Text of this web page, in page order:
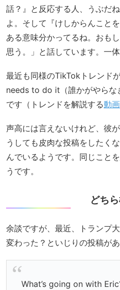
話？』と反応する人、うぶだ
よ。そして『けしからんこと
ある意味分かってるね。おも
思う。」と話しています。一
最近も同様のTikTokトレンド
needs to do it（誰かがやらな
です（トレンドを解説する動画
声高には言えないけれど、彼
うしても皮肉な投稿をしたく
んでいるようです。同じこと
うです。
どち
余談ですが、最近、トランプ
変わった？といじりの投稿が
What’s going on with